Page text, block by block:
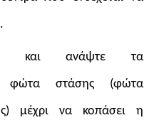
και ανάψτε τα
φώτα στάσης (φώτα
μέχρι να κοπάσει η